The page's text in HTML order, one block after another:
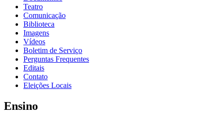
Teatro
Comunicação
Biblioteca
Imagens
Vídeos
Boletim de Serviço
Perguntas Frequentes
Editais
Contato
Eleições Locais
Ensino